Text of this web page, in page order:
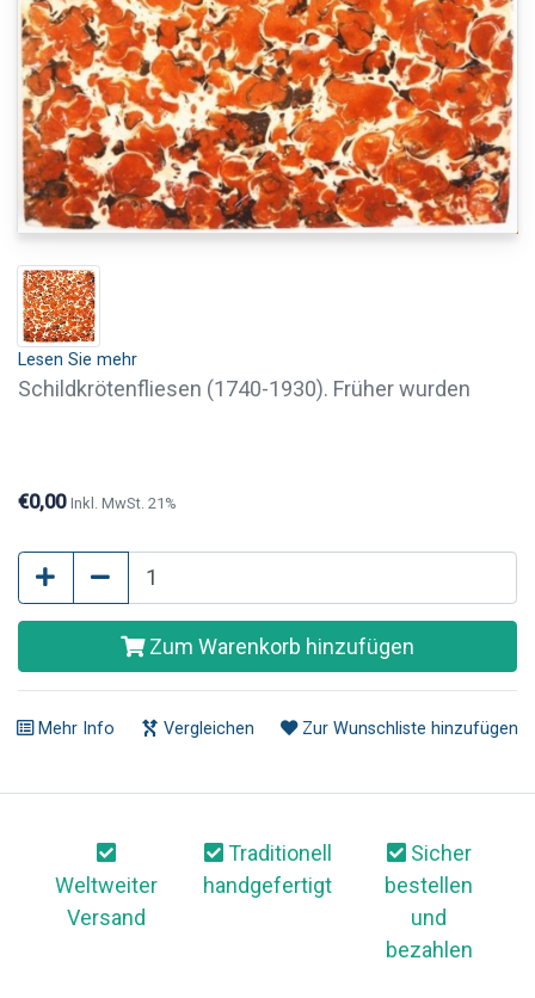
Lesen Sie mehr
Schildkrötenfliesen (1740-1930). Früher wurden
€0,00 Inkl. MwSt. 21%
Zum Warenkorb hinzufügen
Mehr Info Vergleichen Zur Wunschliste hinzufügen
Weltweiter
Versand
Traditionell
handgefertigt
Sicher
bestellen
und
bezahlen